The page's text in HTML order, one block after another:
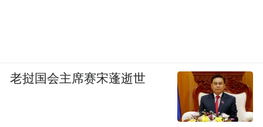
老挝国会主席赛宋蓬逝世